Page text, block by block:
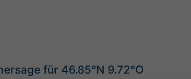
für 46.85°N 9.72°O